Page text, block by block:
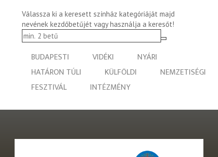
Válassza ki a keresett színház kategóriáját majd
nevének kezdőbetűjét vagy használja a keresőt!
BUDAPESTI VIDÉKI
NYÁRI
HATÁRON TÚLI
KÜLFÖLDI
NEMZETISÉGI
FESZTIVÁL
INTÉZMÉNY